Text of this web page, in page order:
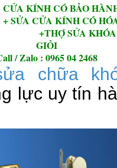
CỬA KÍNH CÓ BẢO
KÍNH CÓ HÓA
THỢ SỬA
GIỎI
/ Zalo : 0965 04 2468
chữa
lực uy tín